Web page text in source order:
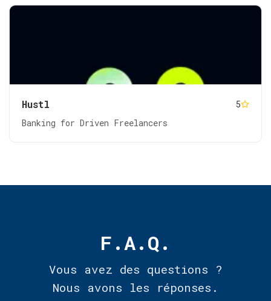
Hustl
5
Banking for Driven Freelancers
F.A.Q.
Vous avez des questions ?
Nous avons les réponses.